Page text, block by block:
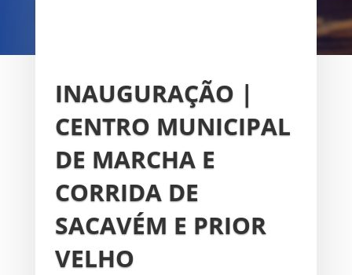
UNIÃO DAS FREGUESIAS DE
INAUGURAÇÃO |
CENTRO MUNICIPAL
DE MARCHA E
CORRIDA DE
SACAVÉM E PRIOR
VELHO